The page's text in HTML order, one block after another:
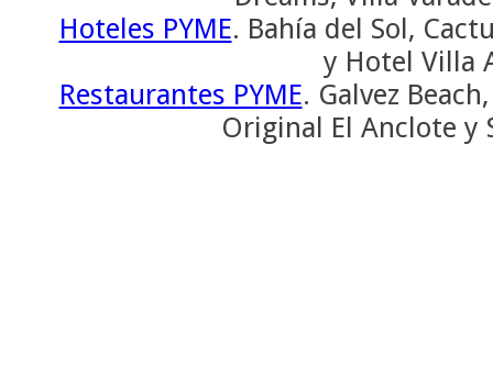
Hoteles PYME. Bahía del Sol,
y Hotel Villa
Restaurantes PYME. Galvez
Original El Anclote y